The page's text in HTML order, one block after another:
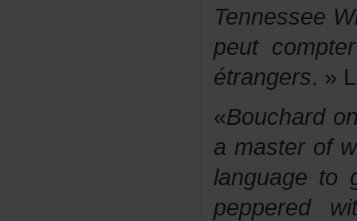
étrangers
«